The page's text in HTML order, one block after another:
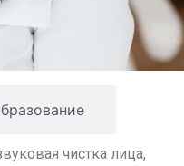
чистка лица,